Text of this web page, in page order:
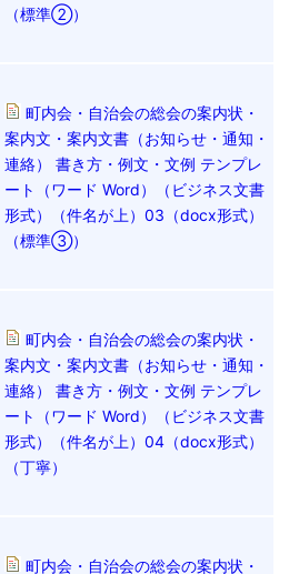
（標準②）
町内会・自治会の総会の案内状・
案内文・案内文書（お知らせ・通知・
連絡） 書き方・例文・文例 テンプレ
ート（ワード Word）（ビジネス文書
形式）（件名が上）03（docx形式）
（標準③）
町内会・自治会の総会の案内状・
案内文・案内文書（お知らせ・通知・
連絡） 書き方・例文・文例 テンプレ
ート（ワード Word）（ビジネス文書
形式）（件名が上）04（docx形式）
（丁寧）
町内会・自治会の総会の案内状・